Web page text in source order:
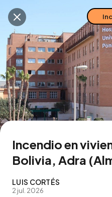
Descarga la app
Buscar
Incendio en
Bolivia, Adra
LUIS CORTÉS
2 jul. 2026